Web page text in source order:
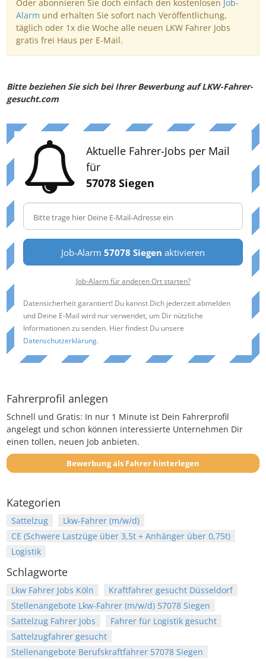
Oder abonnieren Sie doch einfach den kostenlosen Job-
Alarm und erhalten Sie sofort nach Veröffentlichung,
täglich oder 1x die Woche alle neuen LKW Fahrer Jobs
gratis frei Haus per E-Mail.
Bitte beziehen Sie sich bei Ihrer Bewerbung auf LKW-Fahrer-
gesucht.com
Aktuelle Fahrer-Jobs per Mail
für
57078 Siegen
Job-Alarm 57078 Siegen aktivieren
Job-Alarm für anderen Ort starten?
Datensicherheit garantiert! Du kannst Dich jederzeit abmelden
und Deine E-Mail wird nur verwendet, um Dir nützliche
Informationen zu senden. Hier findest Du unsere
Datenschutzerklärung.
Fahrerprofil anlegen
Schnell und Gratis: In nur 1 Minute ist Dein Fahrerprofil
angelegt und schon können interessierte Unternehmen Dir
einen tollen, neuen Job anbieten.
Bewerbung als Fahrer hinterlegen
Kategorien
Sattelzug
Lkw-Fahrer (m/w/d)
CE (Schwere Lastzüge über 3,5t + Anhänger über 0,75t)
Logistik
Schlagworte
Lkw Fahrer Jobs Köln
Kraftfahrer gesucht Düsseldorf
Stellenangebote Lkw-Fahrer (m/w/d) 57078 Siegen
Sattelzug Fahrer Jobs
Fahrer für Logistik gesucht
Sattelzugfahrer gesucht
Stellenangebote Berufskraftfahrer 57078 Siegen